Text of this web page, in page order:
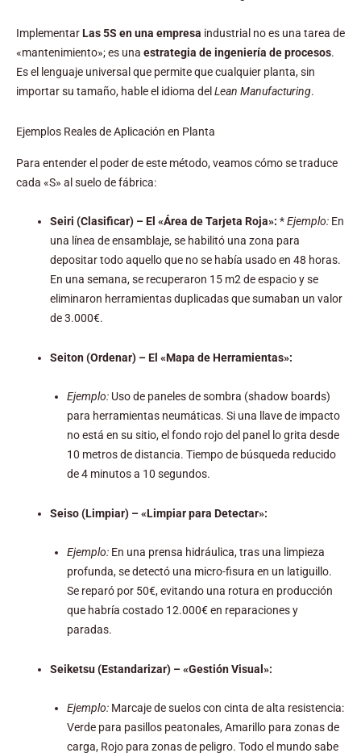
ImplementarLas 5S en una empresa industrial no es una tarea de
«mantenimiento»; es una estrategia de ingeniería de procesos.
Es el lenguaje universal que permite que cualquier planta, sin
importar su tamaño, hable el idioma del Lean Manufacturing.
Ejemplos Reales de Aplicación en Planta
Para entender el poder de este método, veamos cómo se traduce
cada «S» al suelo de fábrica:
Seiri (Clasificar) – El «Área de Tarjeta Roja»: *Ejemplo: En
una línea de ensamblaje, se habilitó una zona para
depositar todo aquello que no se había usado en 48 horas.
En una semana, se recuperaron 15 m2 de espacio y se
eliminaron herramientas duplicadas que sumaban un valor
de 3.000€.
Seiton (Ordenar) – El «Mapa de Herramientas»:
Ejemplo: Uso de paneles de sombra (shadow boards)
para herramientas neumáticas. Si una llave de impacto
no está en su sitio, el fondo rojo del panel lo grita desde
10 metros de distancia. Tiempo de búsqueda reducido
de 4 minutos a 10 segundos.
Seiso (Limpiar) – «Limpiar para Detectar»:
Ejemplo: En una prensa hidráulica, tras una limpieza
profunda, se detectó una micro-fisura en un latiguillo.
Se reparó por 50€, evitando una rotura en producción
que habría costado 12.000€ en reparaciones y
paradas.
Seiketsu (Estandarizar) – «Gestión Visual»:
Ejemplo: Marcaje de suelos con cinta de alta resistencia:
Verde para pasillos peatonales, Amarillo para zonas de
carga, Rojo para zonas de peligro. Todo el mundo sabe